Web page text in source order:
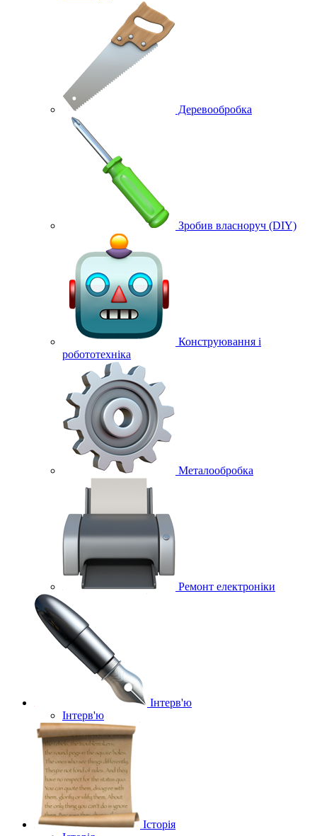
Деревообробка
Зробив власноруч (DIY)
Конструювання і
робототехніка
Металообробка
Ремонт електроніки
Інтерв'ю
Інтерв'ю
Історія